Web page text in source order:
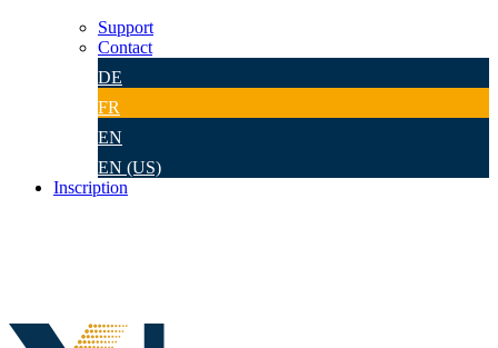
Support
Contact
DE
FR
EN
EN (US)
Inscription